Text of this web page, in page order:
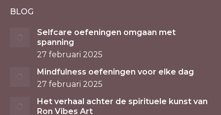
BLOG
Selfcare oefeningen omgaan met
spanning
27 februari 2025
Mindfulness oefeningen voor elke dag
27 februari 2025
Het verhaal achter de spirituele kunst van
Ron Vibes Art